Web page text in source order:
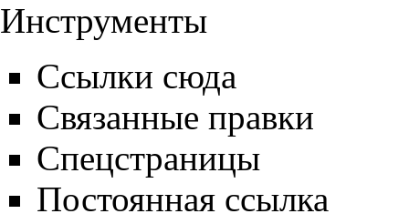
Инструменты
Ссылки сюда
Связанные правки
Спецстраницы
Постоянная ссылка